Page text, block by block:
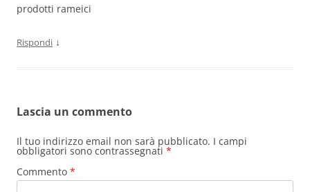
prodotti rameici
Rispondi ↓
Lascia un commento
Il tuo indirizzo email non sarà pubblicato. I campi
obbligatori sono contrassegnati *
Commento *